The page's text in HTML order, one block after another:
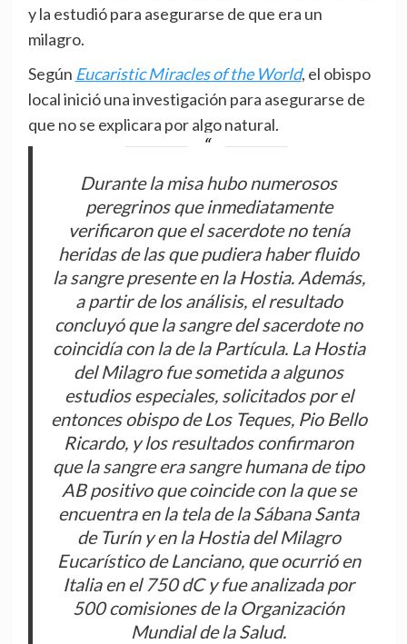
y la estudió para asegurarse de que era un
milagro.
Según Eucaristic Miracles of the World, el obispo
local inició una investigación para asegurarse de
que no se explicara por algo natural.
Durante la misa hubo numerosos
peregrinos que inmediatamente
verificaron que el sacerdote no tenía
heridas de las que pudiera haber fluido
la sangre presente en la Hostia. Además,
a partir de los análisis, el resultado
concluyó que la sangre del sacerdote no
coincidía con la de la Partícula. La Hostia
del Milagro fue sometida a algunos
estudios especiales, solicitados por el
entonces obispo de Los Teques, Pio Bello
Ricardo, y los resultados confirmaron
que la sangre era sangre humana de tipo
AB positivo que coincide con la que se
encuentra en la tela de la Sábana Santa
de Turín y en la Hostia del Milagro
Eucarístico de Lanciano, que ocurrió en
Italia en el 750 dC y fue analizada por
500 comisiones de la Organización
Mundial de la Salud.